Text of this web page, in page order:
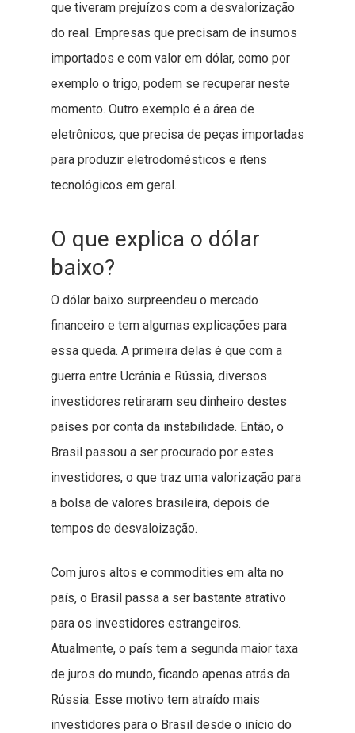
que tiveram prejuízos com a desvalorização
do real. Empresas que precisam de insumos
importados e com valor em dólar, como por
exemplo o trigo, podem se recuperar neste
momento. Outro exemplo é a área de
eletrônicos, que precisa de peças importadas
para produzir eletrodomésticos e itens
tecnológicos em geral.
O que explica o dólar
baixo?
O dólar baixo surpreendeu o mercado
financeiro e tem algumas explicações para
essa queda. A primeira delas é que com a
guerra entre Ucrânia e Rússia, diversos
investidores retiraram seu dinheiro destes
países por conta da instabilidade. Então, o
Brasil passou a ser procurado por estes
investidores, o que traz uma valorização para
a bolsa de valores brasileira, depois de
tempos de desvaloização.
Com juros altos e commodities em alta no
país, o Brasil passa a ser bastante atrativo
para os investidores estrangeiros.
Atualmente, o país tem a segunda maior taxa
de juros do mundo, ficando apenas atrás da
Rússia. Esse motivo tem atraído mais
investidores para o Brasil desde o início do